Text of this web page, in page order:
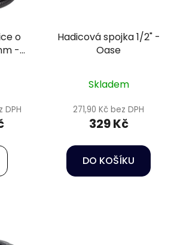
o
-
DPH
Hadicová spojka 1/2" -
Oase
Skladem
271,90 Kč bez DPH
329 Kč
DO KOŠÍKU